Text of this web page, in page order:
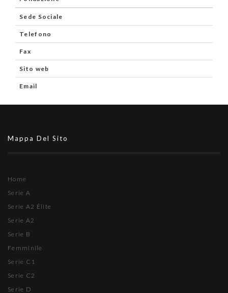
Sede Sociale
Telefono
Fax
Sito web
Email
Mappa Del Sito
Home
Serie A
Serie A2 Élite
Serie A2
Serie B
Femminile
Serie C1
Serie C2
Serie D